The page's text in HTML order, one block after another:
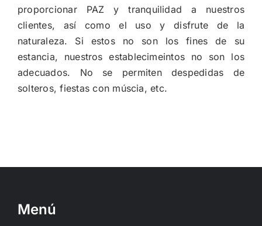
proporcionar PAZ y tranquilidad a nuestros
clientes, así como el uso y disfrute de la
naturaleza. Si estos no son los fines de su
estancia, nuestros establecimeintos no son los
adecuados. No se permiten despedidas de
solteros, fiestas con múscia, etc.
Menú